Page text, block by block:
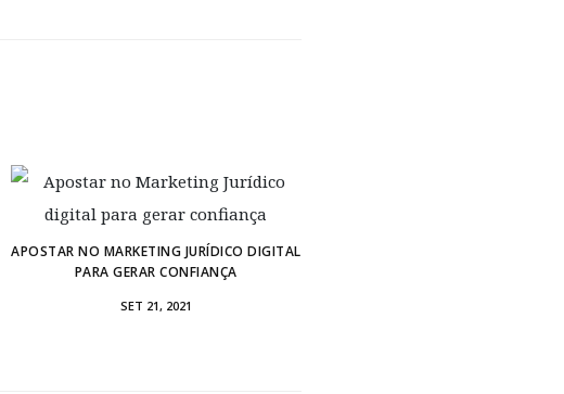
APOSTAR NO MARKETING JURÍDICO DIGITAL
PARA GERAR CONFIANÇA
SET 21, 2021